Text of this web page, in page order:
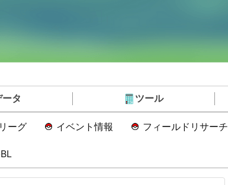
ータ ツール
ーグ イベント情報 フィールドリサーチ